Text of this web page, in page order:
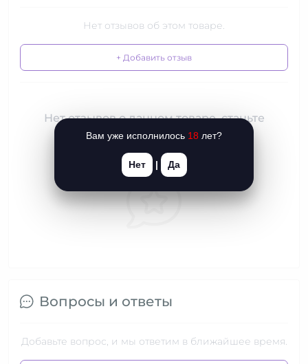
Нет отзывов об этом товаре.
+ Добавить отзыв
Нет отзывов о данном товаре, станьте
первым, оставьте свой отзыв.
Вопросы и ответы
Добавьте вопрос, и мы ответим в ближайшее время.
Вам уже исполнилось 18 лет?
Нет | Да